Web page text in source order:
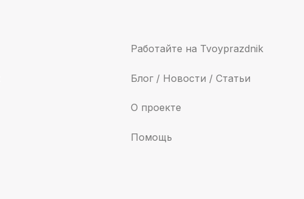
Работайте на Tvoyprazdnik
Блог / Новости / Статьи
О проекте
Помощь